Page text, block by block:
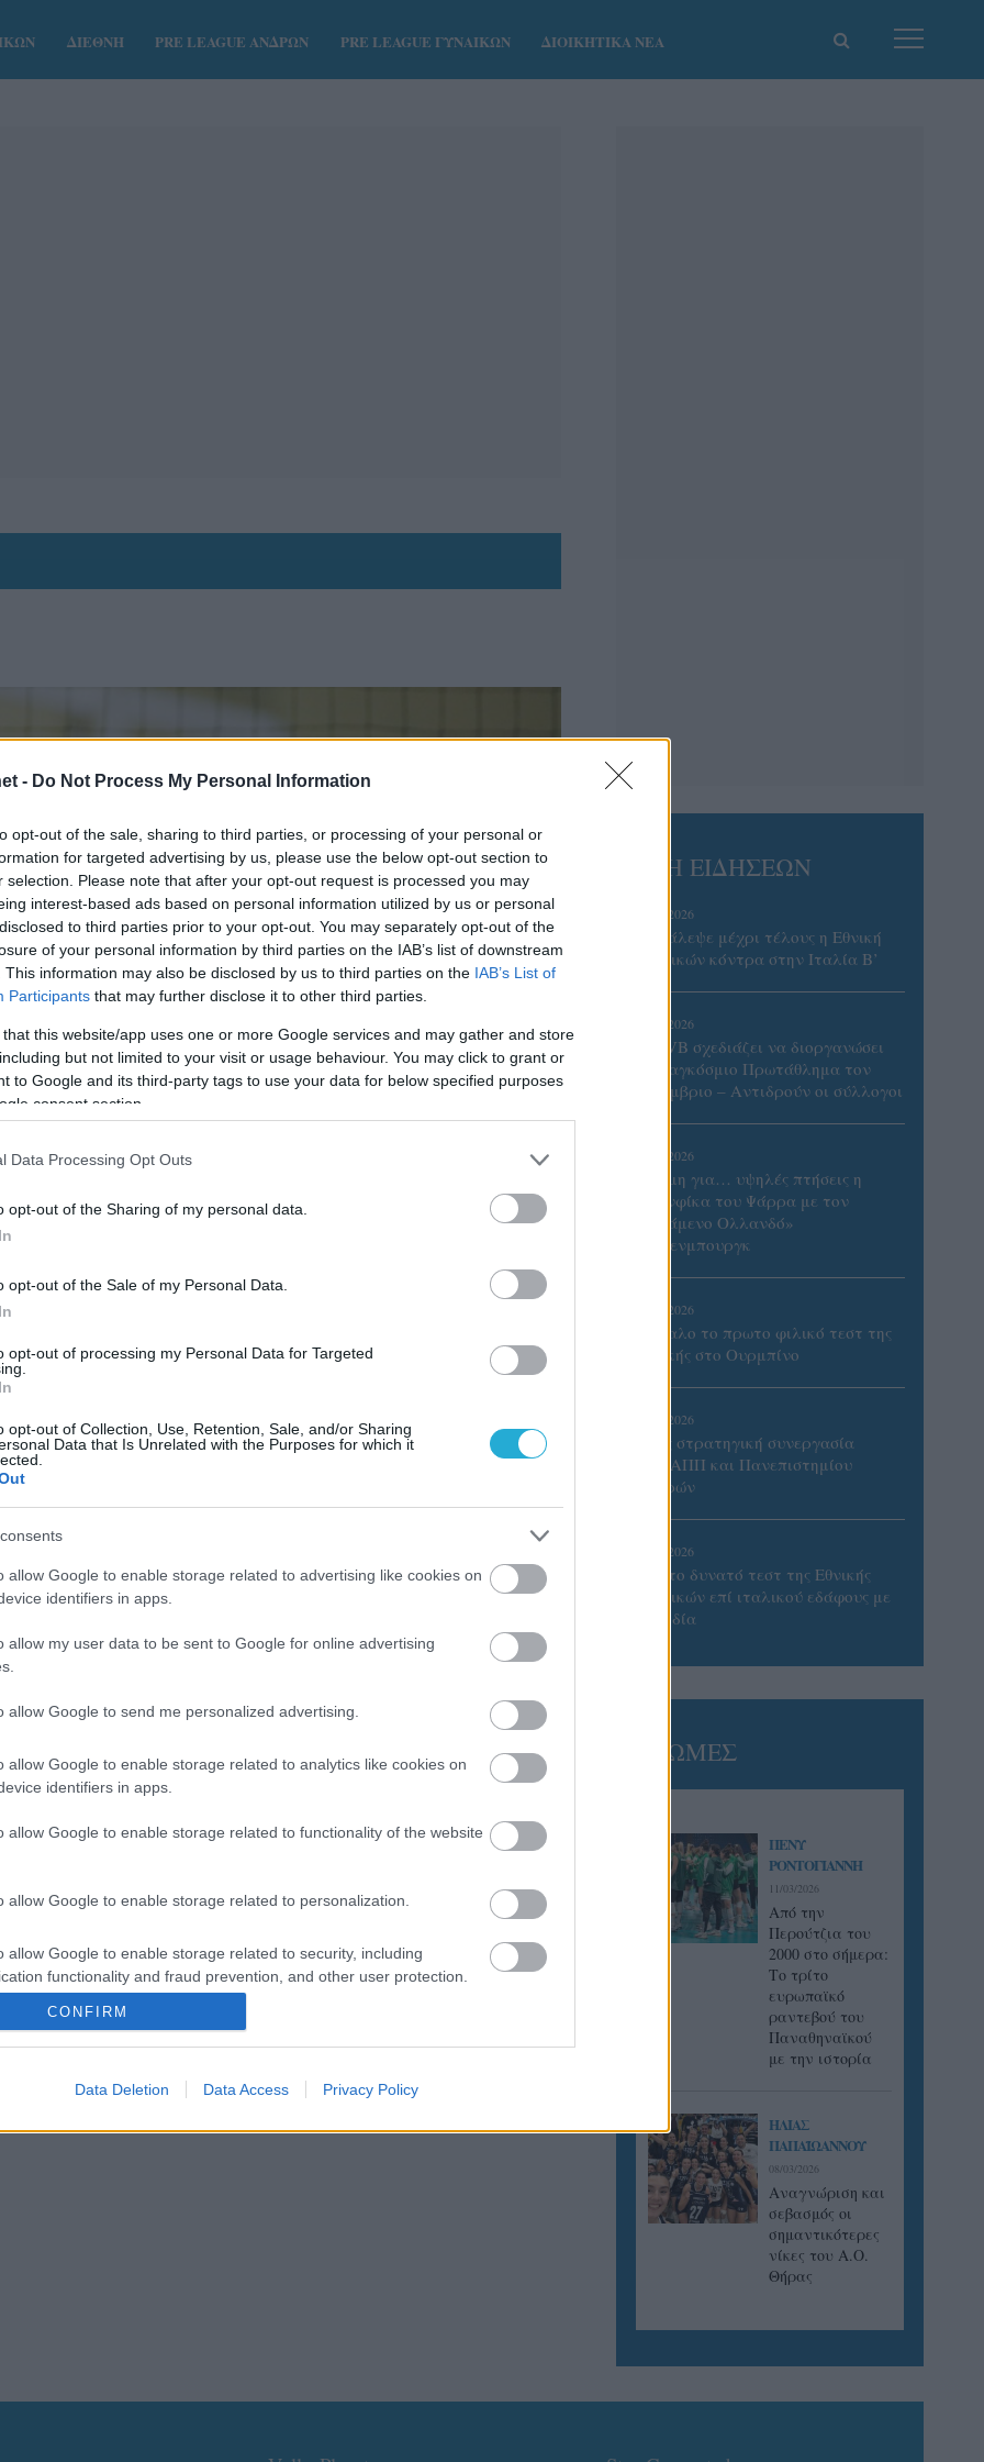
- Do Not Process My Personal Information
opt-out of the sale, sharing to third parties, or processing of your personal or
for targeted advertising by us, please use the below opt-out section to
selection. Please note that after your opt-out request is processed you may
interest-based ads based on personal information utilized by us or personal
to third parties prior to your opt-out. You may separately opt-out of the
of your personal information by third parties on the IAB’s list of downstream
This information may also be disclosed by us to third parties on the IAB’s List of
Participants that may further disclose it to other third parties.
that this website/app uses one or more Google services and may gather and store
but not limited to your visit or usage behaviour. You may click to grant or
to Google and its third-party tags to use your data for below specified purposes
consent section.
Data Processing Opt Outs
opt-out of the Sharing of my personal data.
opt-out of the Sale of my Personal Data.
opt-out of processing my Personal Data for Targeted
opt-out of Collection, Use, Retention, Sale, and/or Sharing
Data that Is Unrelated with the Purposes for which it
allow Google to enable storage related to advertising like cookies on
identifiers in apps.
allow my user data to be sent to Google for online advertising
allow Google to send me personalized advertising.
allow Google to enable storage related to analytics like cookies on
identifiers in apps.
allow Google to enable storage related to functionality of the website
allow Google to enable storage related to personalization.
allow Google to enable storage related to security, including
functionality and fraud prevention, and other user protection.
CONFIRM
Data Deletion Data Access Privacy Policy
ΔΙΕΘΝΗ PRE LEAGUE ΑΝΔΡΩΝ PRE LEAGUE ΓΥΝΑΙΚΩΝ ΔΙΟΙΚΗΤΙΚΑ ΝΕΑ
στο Ευρωπαϊκό στερέωμα και δηλώνει
Καπ από την Λισσαβώνα όπου την Τετάρτη
του πρώτου αγώνα της Φάσης των «32».
Α1 ΑΝΔΡΩΝ
Οι γνώμες των 12 μονομάχων
Ένα αμφίρροπο και αρκετά ανταγωνιστικό πρωτάθλημα, περιμένουν οι
προπονητές των 12 μονομάχων της φετινής Α1 και στις δηλώσεις τους
λίγο πριν το πρώτο σέρβις του πρωταθλήματος αναφέρθηκαν ξεχωριστά
για το ύψος που θα τοποθετήσουν τον πήχη των φετινών τους φιλοδοξιών.
ΡΟΗ ΕΙΔΗΣΕΩΝ
06/08/2026
Το πάλεψε μέχρι τέλους η Εθνική
γυναικών κόντρα στην Ιταλία Β’
06/08/2026
Η FIVB σχεδιάζει να διοργανώσει
το Παγκόσμιο Πρωτάθλημα τον
Δεκέμβριο – Αντιδρούν οι σύλλογοι
06/08/2026
Έτοιμη για… υψηλές πτήσεις η
Μπενφίκα του Ψάρρα με τον
«Ιπτάμενο Ολλανδό»
Βίλτενμπουργκ
05/08/2026
Ισόπαλο το πρωτο φιλικό τεστ της
Εθνικής στο Ουρμπίνο
05/08/2026
Προς στρατηγική συνεργασία
ΠΑΣΑΠΠ και Πανεπιστημίου
Πατρών
05/08/2026
Πρώτο δυνατό τεστ της Εθνικής
Γυναικών επί ιταλικού εδάφους με
Σουηδία
ΓΝΩΜΕΣ
ΠΕΝΥ
ΡΟΝΤΟΓΙΑΝΝΗ
11/03/2026
Από την
Περούτζια του
2000 στο σήμερα:
Tο τρίτο
ευρωπαϊκό
ραντεβού του
Παναθηναϊκού
με την ιστορία
ΗΛΙΑΣ
ΠΑΠΑΪΩΑΝΝΟΥ
08/03/2026
Αναγνώριση και
σεβασμός οι
σημαντικότερες
νίκες του Α.Ο.
Θήρας